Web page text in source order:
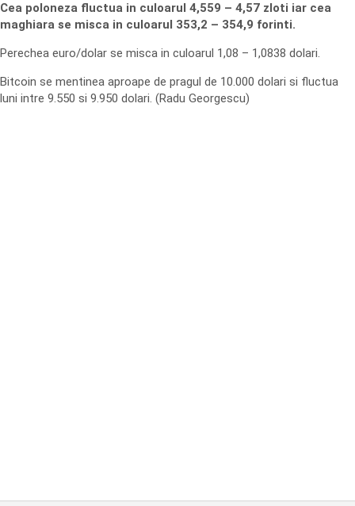
Cea poloneza fluctua in culoarul 4,559 – 4,57 zloti iar cea
maghiara se misca in culoarul 353,2 – 354,9 forinti.
Perechea euro/dolar se misca in culoarul 1,08 – 1,0838 dolari.
Bitcoin se mentinea aproape de pragul de 10.000 dolari si fluctua
luni intre 9.550 si 9.950 dolari. (Radu Georgescu)